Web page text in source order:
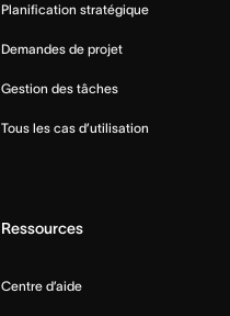
Planification stratégique
Demandes de projet
Gestion des tâches
Tous les cas d’utilisation
Ressources
Centre d’aide